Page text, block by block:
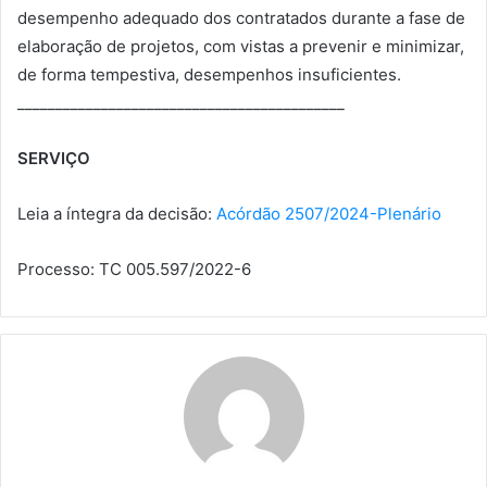
desempenho adequado dos contratados durante a fase de
elaboração de projetos, com vistas a prevenir e minimizar,
de forma tempestiva, desempenhos insuficientes.
SERVIÇO
Leia a íntegra da decisão: Acórdão 2507/2024-Plenário
Processo: TC 005.597/2022-6